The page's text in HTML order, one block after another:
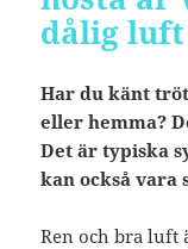
dålig luft
Har du känt
eller hemma?
Det är typiska
kan också vara
Ren och bra luft